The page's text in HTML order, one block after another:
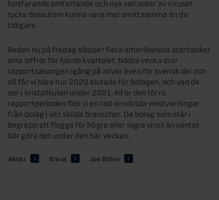
fortfarande omfattande och nya varianter av viruset
tycks dessutom kunna vara mer smittsamma än de
tidigare.
Redan nu på fredag släpper flera amerikanska storbanker
sina siffror för fjärde kvartalet. Nästa vecka drar
rapportsäsongen igång på allvar även för svensk del och
då får vi höra hur 2020 slutade för bolagen, och vad de
ser i kristallkulan under 2021. Inför den förra
rapportperioden fick vi en rad omvända vinstvarningar
från bolag i vitt skilda branscher. De bolag som står i
begrepp att flagga för högre eller lägre vinst än väntat
bör göra det under den här veckan.
Aktier Brexit Joe Biden